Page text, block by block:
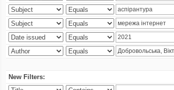
New Filters: